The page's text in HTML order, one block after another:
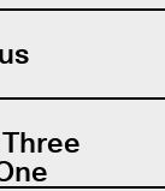
Three